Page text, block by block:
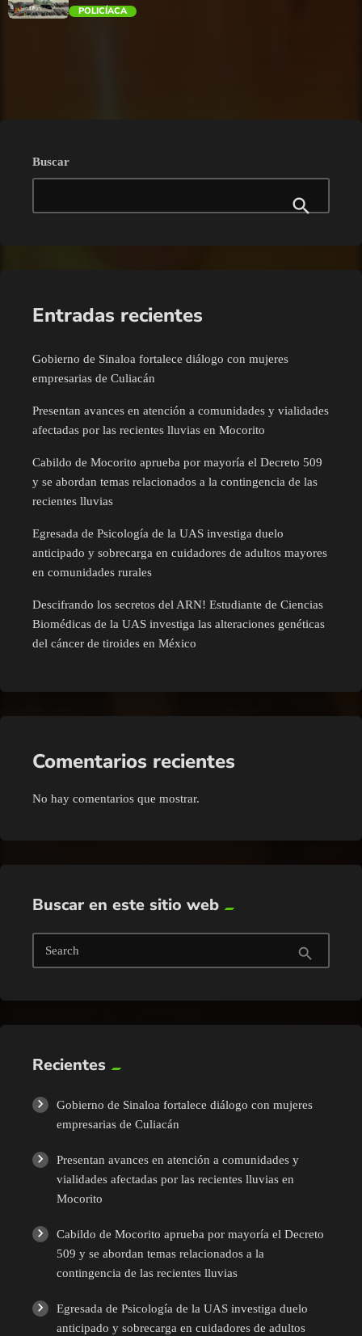
POLICÍACA
Buscar
Entradas recientes
Gobierno de Sinaloa fortalece diálogo con mujeres
empresarias de Culiacán
Presentan avances en atención a comunidades y vialidades
afectadas por las recientes lluvias en Mocorito
Cabildo de Mocorito aprueba por mayoría el Decreto 509
y se abordan temas relacionados a la contingencia de las
recientes lluvias
Egresada de Psicología de la UAS investiga duelo
anticipado y sobrecarga en cuidadores de adultos mayores
en comunidades rurales
Descifrando los secretos del ARN! Estudiante de Ciencias
Biomédicas de la UAS investiga las alteraciones genéticas
del cáncer de tiroides en México
Comentarios recientes
No hay comentarios que mostrar.
Buscar en este sitio web
Search search
Recientes
Gobierno de Sinaloa fortalece diálogo con mujeres
empresarias de Culiacán
Presentan avances en atención a comunidades y
vialidades afectadas por las recientes lluvias en
Mocorito
Cabildo de Mocorito aprueba por mayoría el Decreto
509 y se abordan temas relacionados a la
contingencia de las recientes lluvias
Egresada de Psicología de la UAS investiga duelo
anticipado y sobrecarga en cuidadores de adultos